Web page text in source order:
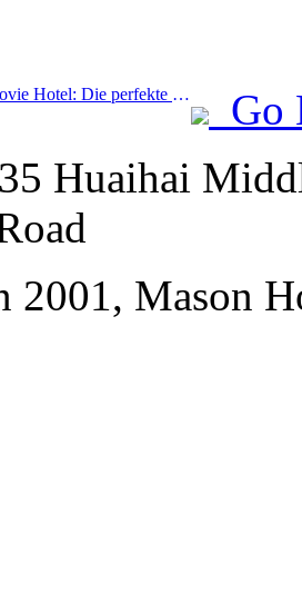
Prev:Blockbuster Movie Hotel: Die perfekte Fusion aus Business und Film
Go
Huaihai
2001, Mason